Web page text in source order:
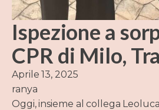
Ispezione a
CPR di Milo,
Aprile 13, 2025
ranya
Oggi, insieme al collega